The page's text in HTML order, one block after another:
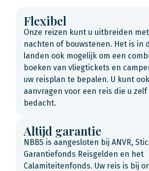
Flexibel
Onze reizen kunt u uitbreiden
nachten of bouwstenen. Het is in
landen ook mogelijk om een
boeken van vliegtickets en
uw reisplan te bepalen. U kunt
aanvragen voor een reis die u
bedacht.
Altijd garantie
NBBS is aangesloten bij ANVR,
Garantiefonds Reisgelden en het
Calamiteitenfonds. Uw reis is bij